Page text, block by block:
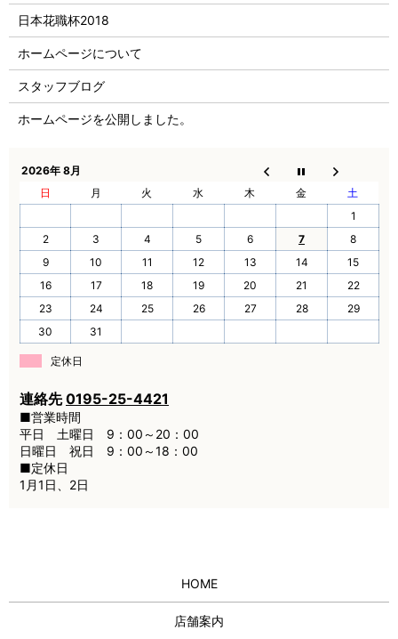
日本花職杯2018
ホームページについて
スタッフブログ
ホームページを公開しました。
2026年 8月
日
月 火 水 木 金
土
1
2
3 4 5 6 7
8
9
10 11 12 13 14
15
16
17 18 19 20 21
22
23
24 25 26 27 28
29
30
31
定休日
連絡先0195-25-4421
■営業時間
平日 土曜日 9：00～20：00
日曜日 祝日 9：00～18：00
■定休日
1月1日、2日
HOME
店舗案内